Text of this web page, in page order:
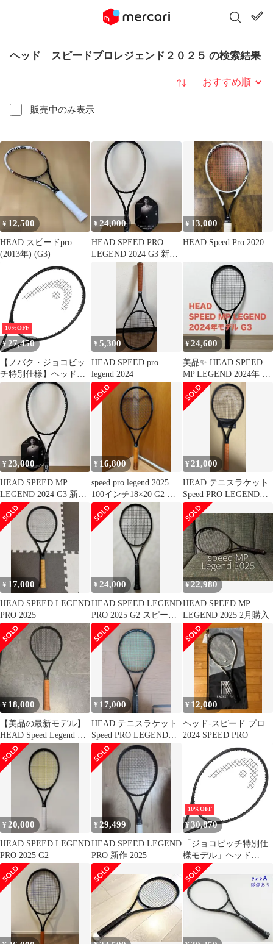
ヘッド スピードプロレジェンド２０２５ の検索結果
販売中のみ表示
並び替え
¥ 12,500
HEAD スピードpro
(2013年) (G3)
¥24,000
HEAD SPEED PRO
LEGEND 2024 G3 新品
¥ 13,000
HEAD Speed Pro 2020
10%OFF
¥ 27,450
【ノバク・ジョコビッ
チ特別仕様】ヘッド
(HEAD) 2025 SPEED
PRO スピード プロ レ
ジェンド (310g) 海外正
規品 硬式テニスラケッ
ト 232066 ブラック
(25y8m)[NC]
(010039820)
¥5,300
HEAD SPEED pro
legend 2024
¥24,600
美品✨ HEAD SPEED
MP LEGEND 2024年 G3
レジェンド
¥23,000
HEAD SPEED MP
LEGEND 2024 G3 新品
未使用
¥ 16,800
speed pro legend 2025
100インチ18×20 G2 最
新
¥21,000
HEAD テニスラケット
Speed PRO LEGEND
2025 グリップ2
¥ 17,000
HEAD SPEED LEGEND
PRO 2025
¥ 24,000
HEAD SPEED LEGEND
PRO 2025 G2 スピード
レジェンド
¥22,980
HEAD SPEED MP
LEGEND 2025 2月購入
¥ 18,000
【美品の最新モデル】
HEAD Speed Legend Pro
2025
¥ 17,000
HEAD テニスラケット
Speed PRO LEGEND
2025 グリ
¥ 12,000
ヘッド-スピード プロ
2024 SPEED PRO
¥ 20,000
HEAD SPEED LEGEND
PRO 2025 G2
¥ 29,499
HEAD SPEED LEGEND
PRO 新作 2025
10%OFF
¥ 30,870
「ジョコビッチ特別仕
様モデル」ヘッド
(HEAD) 2024 SPEED
PRO LEGEND スピード
プロ レジェンド (310g)
海外正規品 硬式テニス
ラケット 236074[NC]